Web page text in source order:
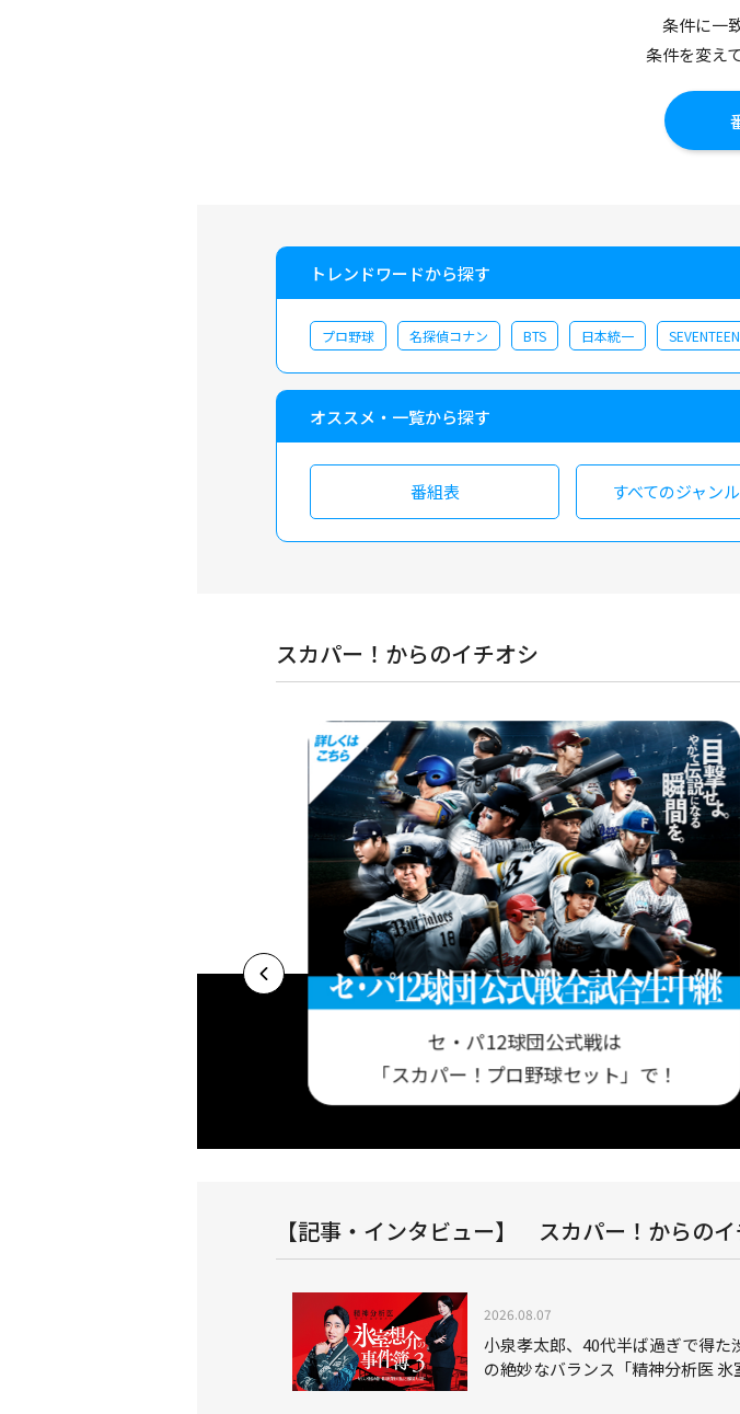
条件に一
条件を変え
トレンドワードから探す
プロ野球 名探偵コナン BTS 日本統一 SEVENTEEN
オススメ・一覧から探す
番組表 すべてのジャン
スカパー！からのイチオシ
セ・パ12球団公式戦は
「スカパー！プロ野球セット」で！
【記事・インタビュー】 スカパー！からの
2026.08.07
小泉孝太郎、40代半ば過ぎで得た
の絶妙なバランス「精神分析医 氷